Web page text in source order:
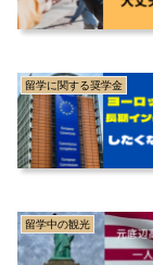
留学に関する奨学金
留学中の観光